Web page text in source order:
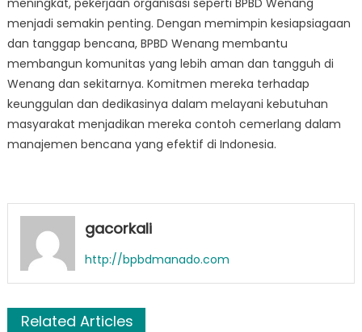
meningkat, pekerjaan organisasi seperti BPBD Wenang
menjadi semakin penting. Dengan memimpin kesiapsiagaan
dan tanggap bencana, BPBD Wenang membantu
membangun komunitas yang lebih aman dan tangguh di
Wenang dan sekitarnya. Komitmen mereka terhadap
keunggulan dan dedikasinya dalam melayani kebutuhan
masyarakat menjadikan mereka contoh cemerlang dalam
manajemen bencana yang efektif di Indonesia.
gacorkali
http://bpbdmanado.com
Related Articles